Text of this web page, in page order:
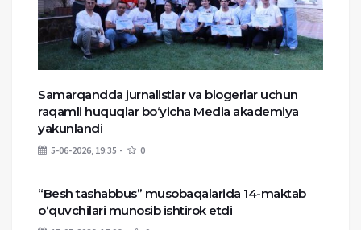
Samarqandda jurnalistlar va blogerlar uchun
raqamli huquqlar bo‘yicha Media akademiya
yakunlandi
5-06-2026, 19:35 0
“Besh tashabbus” musobaqalarida 14-maktab
o‘quvchilari munosib ishtirok etdi